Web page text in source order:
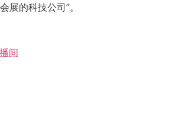
展的科技公司”。
间